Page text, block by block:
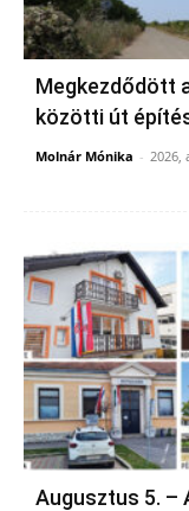
Megkezdődött
közötti út
Molnár Mónika - 2026,
Augusztus 5. –